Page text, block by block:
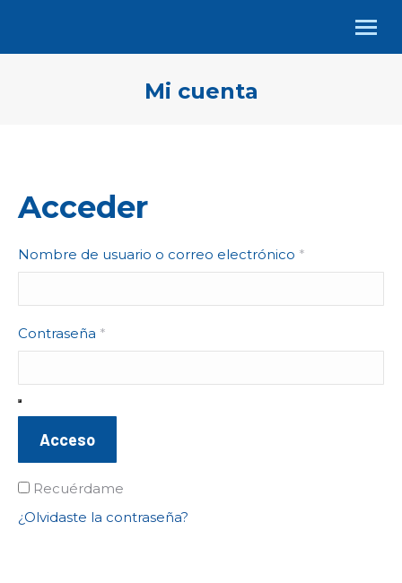
Mi cuenta
Acceder
Nombre de usuario o correo electrónico *
Contraseña *
Acceso
Recuérdame
¿Olvidaste la contraseña?